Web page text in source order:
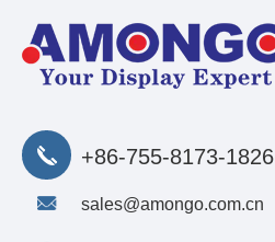
+86-755-8173-1826
sales@amongo.com.cn